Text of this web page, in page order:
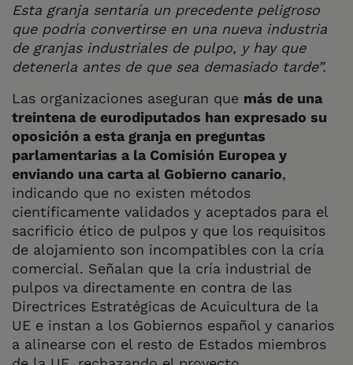
Esta granja sentaría un precedente peligroso
que podría convertirse en una nueva industria
de granjas industriales de pulpo, y hay que
detenerla antes de que sea demasiado tarde”.
Las organizaciones aseguran que más de una
treintena de eurodiputados han expresado su
oposición a esta granja en preguntas
parlamentarias a la Comisión Europea y
enviando una carta al Gobierno canario,
indicando que no existen métodos
científicamente validados y aceptados para el
sacrificio ético de pulpos y que los requisitos
de alojamiento son incompatibles con la cría
comercial. Señalan que la cría industrial de
pulpos va directamente en contra de las
Directrices Estratégicas de Acuicultura de la
UE e instan a los Gobiernos español y canarios
a alinearse con el resto de Estados miembros